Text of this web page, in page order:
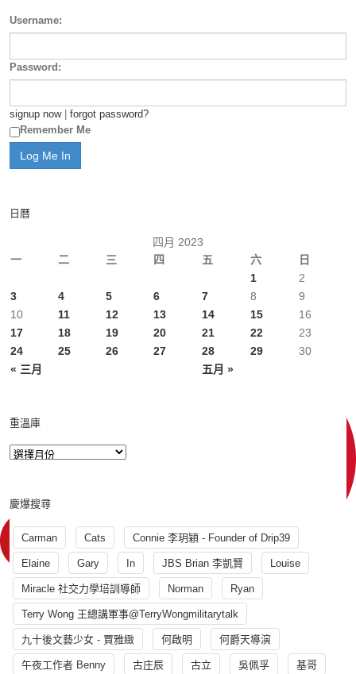
Username:
Password:
signup now| forgot password?
Remember Me
日曆
四月 2023
一
二 三 四 五 六 日
« 三月 五月 »
1
2
3
4 5 6 7 8
9
10
11 12 13 14 15
16
17
18 19 20 21 22
23
24
25 26 27 28 29 30
重溫庫
慶爆搜尋
Carman Cats Connie 李玥穎 - Founder of Drip39
Elaine Gary In JBS Brian 李凱賢 Louise
Miracle 社交力學培訓導師 Norman Ryan
Terry Wong 王總講軍事@TerryWongmilitarytalk
九十後文藝少女 - 賈雅緻 何啟明 何爵天導演
午夜工作者 Benny 古庄辰 古立 吳佩孚 基哥